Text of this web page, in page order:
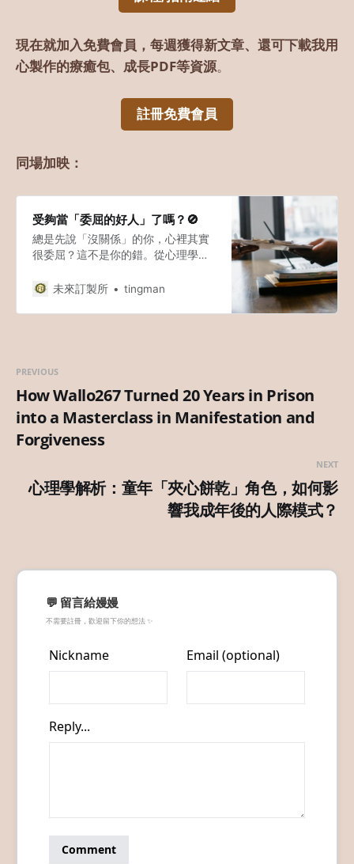
現在就加入免費會員，每週獲得新文章、還可下載我用
心製作的療癒包、成長PDF等資源。
註冊免費會員
同場加映：
受夠當「委屈的好人」了嗎？🚫
總是先說「沒關係」的你，心裡其實
很委屈？這不是你的錯。從心理學與
線，不再透支自己。
未來訂製所 tingman
PREVIOUS
How Wallo267 Turned 20 Years in Prison
into a Masterclass in Manifestation and
Forgiveness
NEXT
心理學解析：童年「夾心餅乾」角色，如何影
響我成年後的人際模式？
💬 留言給嫚嫚
不需要註冊，歡迎留下你的想法 ✨